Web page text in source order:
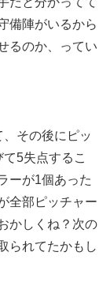
備陣がいるから
るのか、ってい
その後にピッ
5失点するこ
ーが1個あった
全部ピッチャー
かしくね？次の
られてたかもし